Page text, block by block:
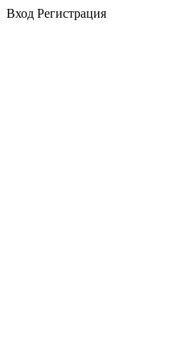
Вход Регистрация